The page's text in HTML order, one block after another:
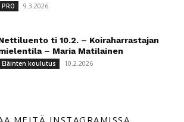
PRO 9.3.2026
ti 10.2. – Koiraharrastajan
– Maria Matilainen
Eläinten koulutus 10.2.2026
MEITÄ INSTAGRAMISSA